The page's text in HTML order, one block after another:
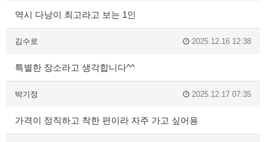
역시 다낭이 최고라고 보는 1인
김수로 2025.12.16 12:38
특별한 장소라고 생각합니다^^
박기정 2025.12.17 07:35
가격이 정직하고 착한 편이라 자주 가고 싶어용